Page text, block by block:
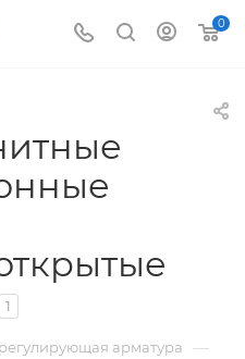
0
1
арматура —